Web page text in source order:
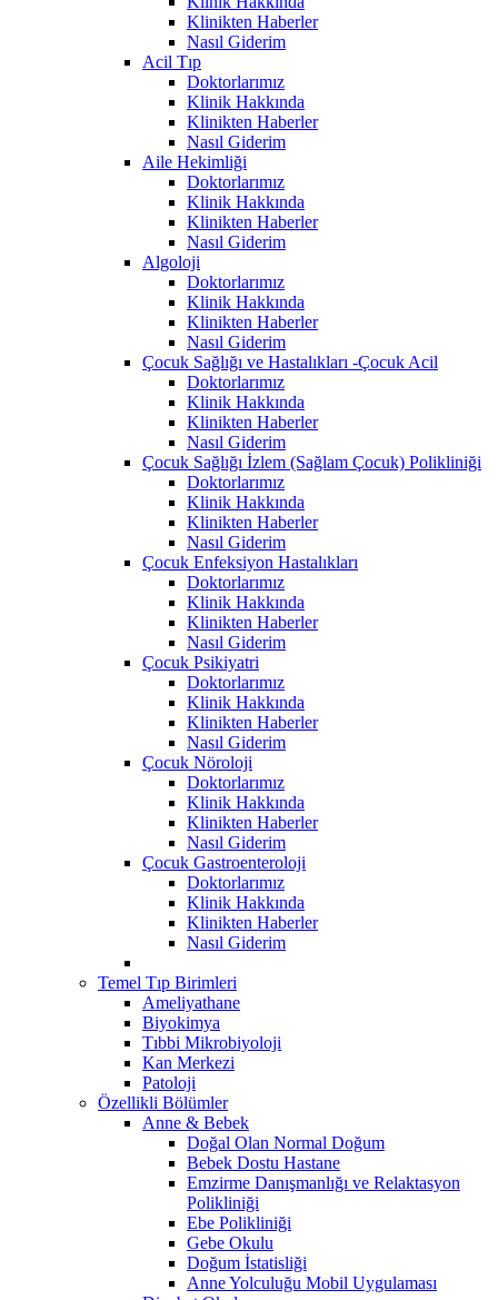
Klinikten Haberler
Nasıl Giderim
Acil Tıp
Doktorlarımız
Klinik Hakkında
Klinikten Haberler
Nasıl Giderim
Aile Hekimliği
Doktorlarımız
Klinik Hakkında
Klinikten Haberler
Nasıl Giderim
Algoloji
Doktorlarımız
Klinik Hakkında
Klinikten Haberler
Nasıl Giderim
Çocuk Sağlığı ve Hastalıkları -Çocuk Acil
Doktorlarımız
Klinik Hakkında
Klinikten Haberler
Nasıl Giderim
Çocuk Sağlığı İzlem (Sağlam Çocuk) Polikliniği
Doktorlarımız
Klinik Hakkında
Klinikten Haberler
Nasıl Giderim
Çocuk Enfeksiyon Hastalıkları
Doktorlarımız
Klinik Hakkında
Klinikten Haberler
Nasıl Giderim
Çocuk Psikiyatri
Doktorlarımız
Klinik Hakkında
Klinikten Haberler
Nasıl Giderim
Çocuk Nöroloji
Doktorlarımız
Klinik Hakkında
Klinikten Haberler
Nasıl Giderim
Çocuk Gastroenteroloji
Doktorlarımız
Klinik Hakkında
Klinikten Haberler
Nasıl Giderim
Temel Tıp Birimleri
Ameliyathane
Biyokimya
Tıbbi Mikrobiyoloji
Kan Merkezi
Patoloji
Özellikli Bölümler
Anne & Bebek
Doğal Olan Normal Doğum
Bebek Dostu Hastane
Emzirme Danışmanlığı ve Relaktasyon
Polikliniği
Ebe Polikliniği
Gebe Okulu
Doğum İstatisliği
Anne Yolculuğu Mobil Uygulaması